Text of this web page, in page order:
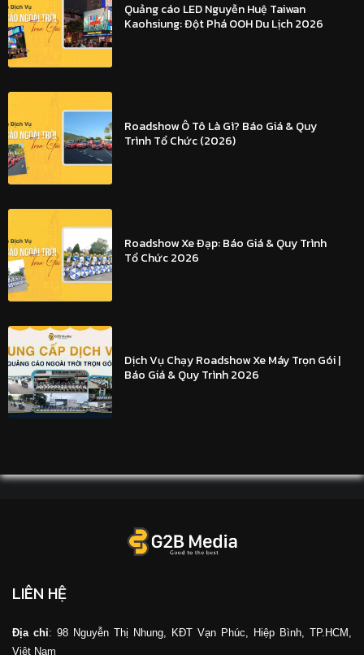
Quảng cáo LED Nguyễn Huệ Taiwan
Kaohsiung: Đột Phá OOH Du Lịch 2026
Roadshow Ô Tô Là Gì? Báo Giá & Quy
Trình Tổ Chức (2026)
Roadshow Xe Đạp: Báo Giá & Quy Trình
Tổ Chức 2026
Dịch Vụ Chạy Roadshow Xe Máy Trọn Gói |
Báo Giá & Quy Trình 2026
LIÊN HỆ
Địa chỉ: 98 Nguyễn Thị Nhung, KĐT Vạn Phúc, Hiệp Bình, TP.HCM,
Việt Nam